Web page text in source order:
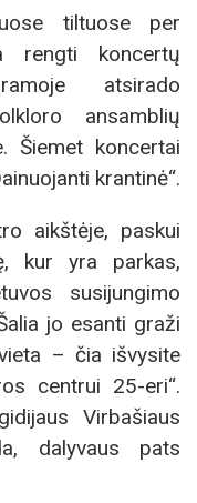
tiltuose per
rengti koncertų
atsirado
ansamblių
Šiemet koncertai
krantinė“.
aikštėje, paskui
kur yra parkas,
susijungimo
jo esanti graži
– čia išvysite
centrui 25-eri“.
Virbašiaus
dalyvaus pats